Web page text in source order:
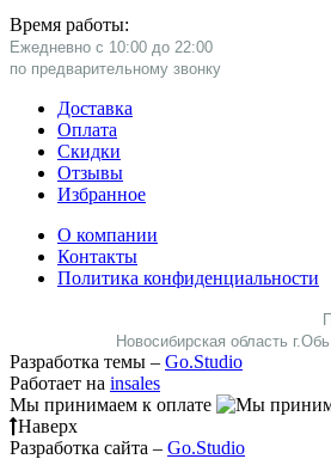
Время работы:
Ежедневно с 10:00 до 22:00
​по предварительному звонку
Доставка
Оплата
Скидки
Отзывы
Избранное
О компании
Контакты
Политика конфиденциальности
Новосибирская область
Разработка темы – Go.Studio
Работает на insales
Мы принимаем к оплате
Наверх
Разработка сайта – Go.Studio